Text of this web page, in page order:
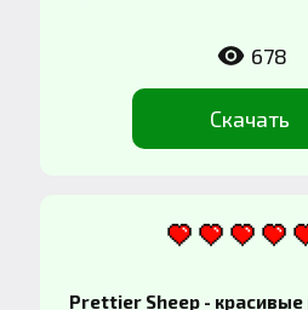
Скачать
678
Prettier Sheep -